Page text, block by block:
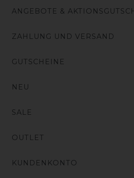
ANGEBOTE &
ZAHLUNG UND VERSAND
GUTSCHEINE
NEU
SALE
OUTLET
KUNDENKONTO